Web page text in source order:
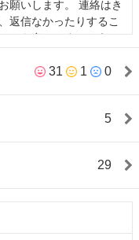
願いします。 連絡はき
返信なかったりするこ
とも多いです。そうい
お願いします。
31 1 0
5
29